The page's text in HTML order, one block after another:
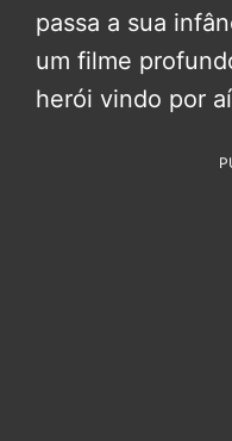
passa a sua
um filme
herói vindo por